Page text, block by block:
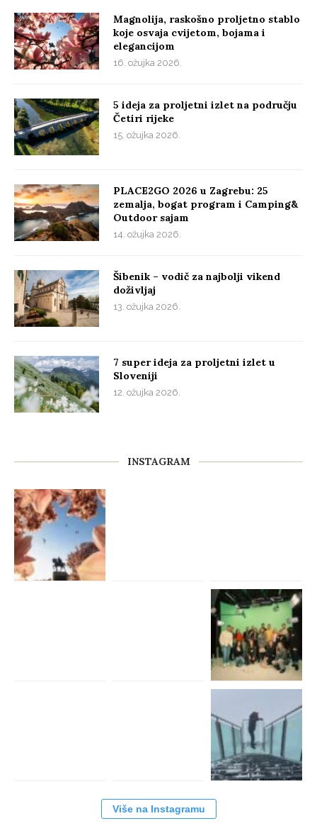
Magnolija, raskošno proljetno stablo
koje osvaja cvijetom, bojama i
elegancijom
16. ožujka 2026.
5 ideja za proljetni izlet na području
Četiri rijeke
15. ožujka 2026.
PLACE2GO 2026 u Zagrebu: 25
zemalja, bogat program i Camping&
Outdoor sajam
14. ožujka 2026.
Šibenik – vodič za najbolji vikend
doživljaj
13. ožujka 2026.
7 super ideja za proljetni izlet u
Sloveniji
12. ožujka 2026.
INSTAGRAM
Više na Instagramu